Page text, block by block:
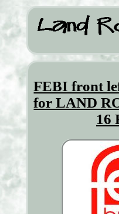
FEBI front
for LAND
16